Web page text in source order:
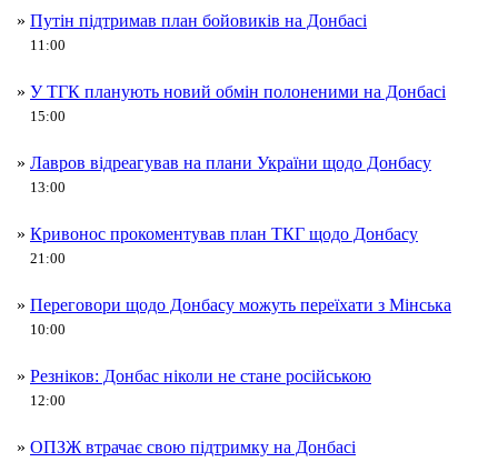
» Путін підтримав план бойовиків на Донбасі
11:00
» У ТГК планують новий обмін полоненими на Донбасі
15:00
» Лавров відреагував на плани України щодо Донбасу
13:00
» Кривонос прокоментував план ТКГ щодо Донбасу
21:00
» Переговори щодо Донбасу можуть переїхати з Мінська
10:00
» Резніков: Донбас ніколи не стане російською
12:00
» ОПЗЖ втрачає свою підтримку на Донбасі